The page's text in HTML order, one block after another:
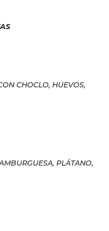
CHOCLO, HUEVOS,
PLÁTANO,